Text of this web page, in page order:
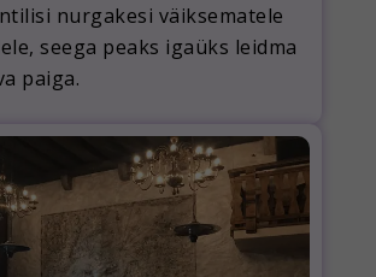
nurgakesi väiksematele
seega peaks igaüks leidma
paiga.